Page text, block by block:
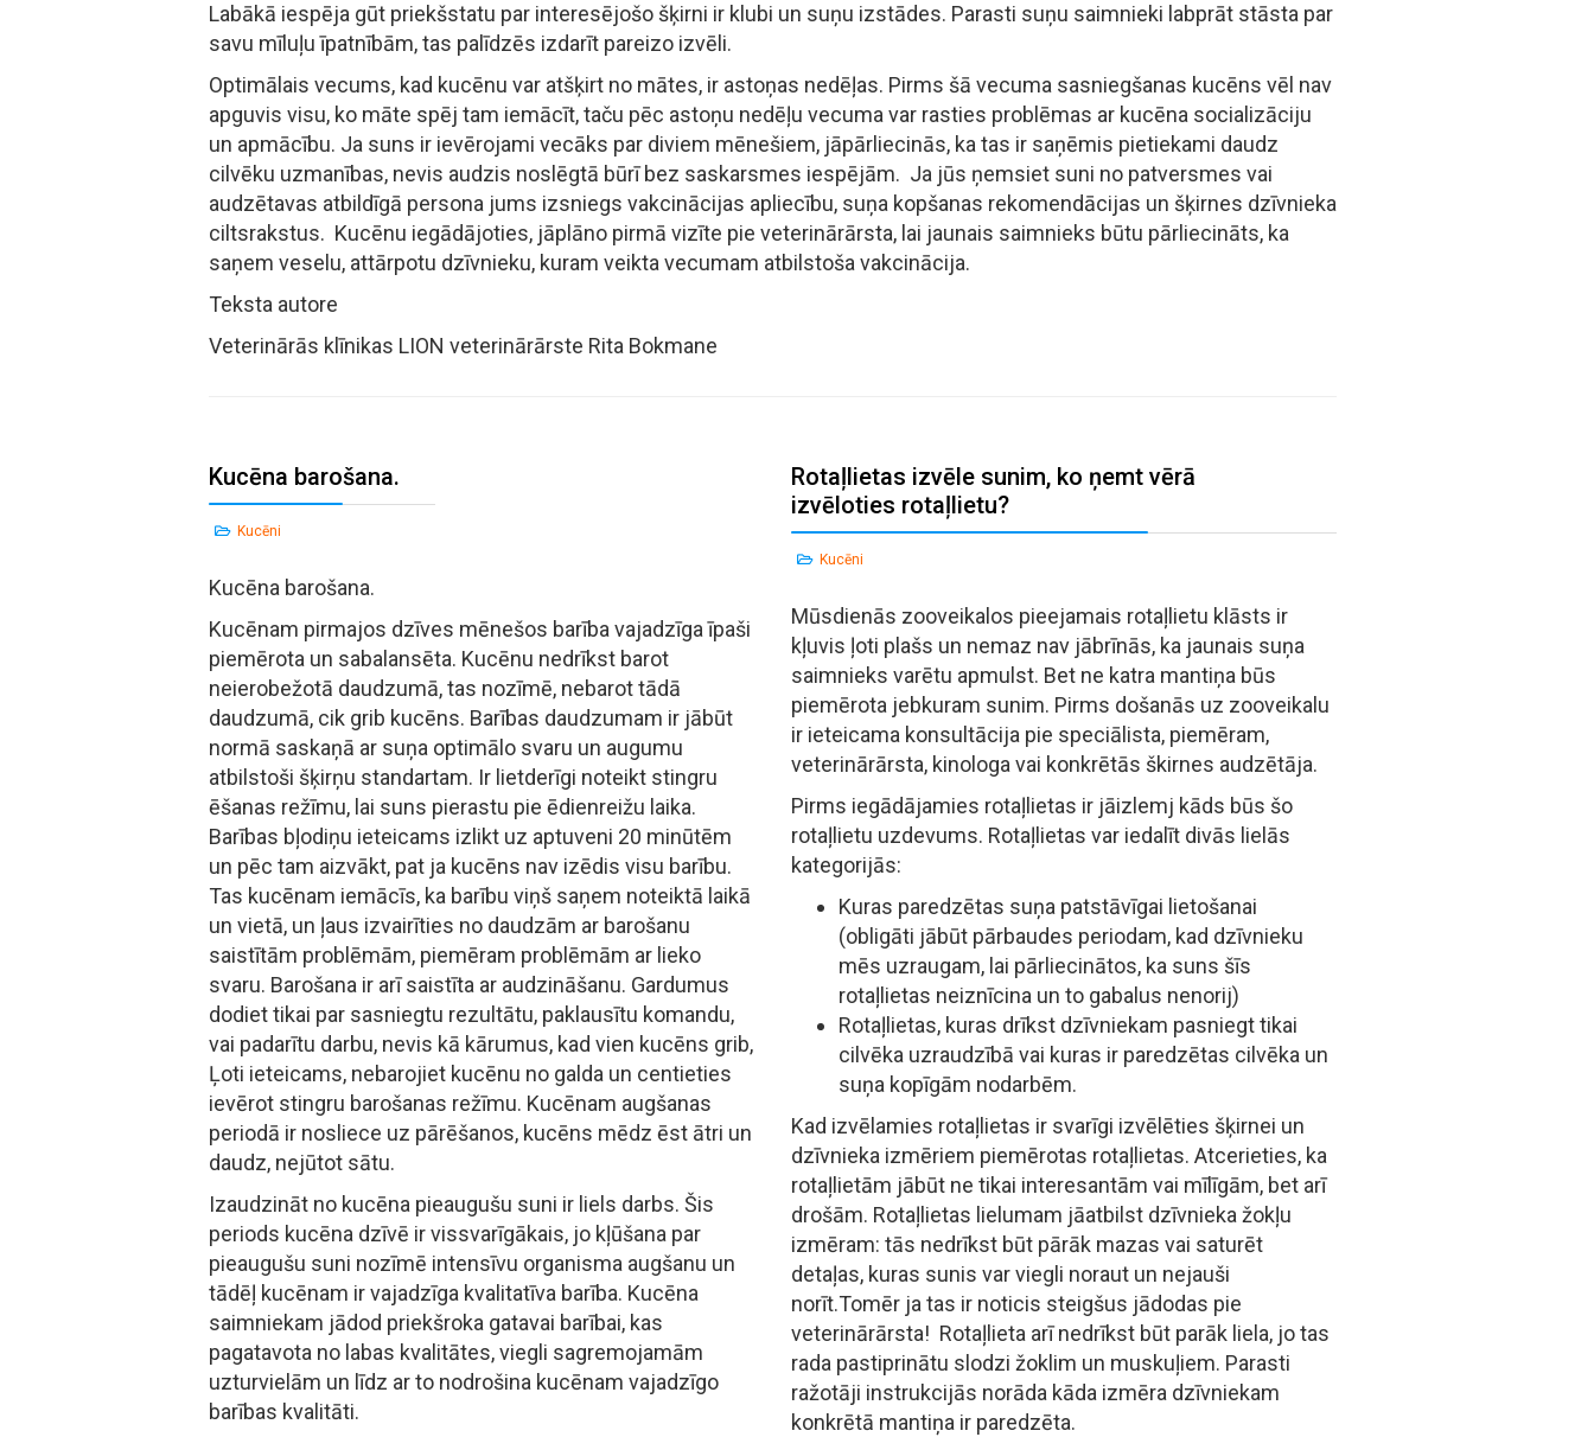
Labākā iespēja gūt priekšstatu par interesējošo šķirni ir klubi un suņu izstādes. Parasti suņu saimnieki labprāt stāsta par
savu mīluļu īpatnībām, tas palīdzēs izdarīt pareizo izvēli.
Optimālais vecums, kad kucēnu var atšķirt no mātes, ir astoņas nedēļas. Pirms šā vecuma sasniegšanas kucēns vēl nav
apguvis visu, ko māte spēj tam iemācīt, taču pēc astoņu nedēļu vecuma var rasties problēmas ar kucēna socializāciju
un apmācību. Ja suns ir ievērojami vecāks par diviem mēnešiem, jāpārliecinās, ka tas ir saņēmis pietiekami daudz
cilvēku uzmanības, nevis audzis noslēgtā būrī bez saskarsmes iespējām. Ja jūs ņemsiet suni no patversmes vai
audzētavas atbildīgā persona jums izsniegs vakcinācijas apliecību, suņa kopšanas rekomendācijas un šķirnes dzīvnieka
ciltsrakstus. Kucēnu iegādājoties, jāplāno pirmā vizīte pie veterinārārsta, lai jaunais saimnieks būtu pārliecināts, ka
saņem veselu, attārpotu dzīvnieku, kuram veikta vecumam atbilstoša vakcinācija.
Teksta autore
Veterinārās klīnikas LION veterinārārste Rita Bokmane
Kucēna barošana.
Kucēni
Kucēna barošana.
Kucēnam pirmajos dzīves mēnešos barība vajadzīga īpaši
piemērota un sabalansēta. Kucēnu nedrīkst barot
neierobežotā daudzumā, tas nozīmē, nebarot tādā
daudzumā, cik grib kucēns. Barības daudzumam ir jābūt
normā saskaņā ar suņa optimālo svaru un augumu
atbilstoši šķirņu standartam. Ir lietderīgi noteikt stingru
ēšanas režīmu, lai suns pierastu pie ēdienreižu laika.
Barības bļodiņu ieteicams izlikt uz aptuveni 20 minūtēm
un pēc tam aizvākt, pat ja kucēns nav izēdis visu barību.
Tas kucēnam iemācīs, ka barību viņš saņem noteiktā laikā
un vietā, un ļaus izvairīties no daudzām ar barošanu
saistītām problēmām, piemēram problēmām ar lieko
svaru. Barošana ir arī saistīta ar audzināšanu. Gardumus
dodiet tikai par sasniegtu rezultātu, paklausītu komandu,
vai padarītu darbu, nevis kā kārumus, kad vien kucēns grib,
Ļoti ieteicams, nebarojiet kucēnu no galda un centieties
ievērot stingru barošanas režīmu. Kucēnam augšanas
periodā ir nosliece uz pārēšanos, kucēns mēdz ēst ātri un
daudz, nejūtot sātu.
Izaudzināt no kucēna pieaugušu suni ir liels darbs. Šis
periods kucēna dzīvē ir vissvarīgākais, jo kļūšana par
pieaugušu suni nozīmē intensīvu organisma augšanu un
tādēļ kucēnam ir vajadzīga kvalitatīva barība. Kucēna
saimniekam jādod priekšroka gatavai barībai, kas
pagatavota no labas kvalitātes, viegli sagremojamām
uzturvielām un līdz ar to nodrošina kucēnam vajadzīgo
barības kvalitāti.
Rotaļlietas izvēle sunim, ko ņemt vērā
izvēloties rotaļlietu?
Kucēni
Mūsdienās zooveikalos pieejamais rotaļlietu klāsts ir
kļuvis ļoti plašs un nemaz nav jābrīnās, ka jaunais suņa
saimnieks varētu apmulst. Bet ne katra mantiņa būs
piemērota jebkuram sunim. Pirms došanās uz zooveikalu
ir ieteicama konsultācija pie speciālista, piemēram,
veterinārārsta, kinologa vai konkrētās škirnes audzētāja.
Pirms iegādājamies rotaļlietas ir jāizlemj kāds būs šo
rotaļlietu uzdevums. Rotaļlietas var iedalīt divās lielās
kategorijās:
Kuras paredzētas suņa patstāvīgai lietošanai
(obligāti jābūt pārbaudes periodam, kad dzīvnieku
mēs uzraugam, lai pārliecinātos, ka suns šīs
rotaļlietas neiznīcina un to gabalus nenorij)
Rotaļlietas, kuras drīkst dzīvniekam pasniegt tikai
cilvēka uzraudzībā vai kuras ir paredzētas cilvēka un
suņa kopīgām nodarbēm.
Kad izvēlamies rotaļlietas ir svarīgi izvēlēties šķirnei un
dzīvnieka izmēriem piemērotas rotaļlietas. Atcerieties, ka
rotaļlietām jābūt ne tikai interesantām vai mīlīgām, bet arī
drošām. Rotaļlietas lielumam jāatbilst dzīvnieka žokļu
izmēram: tās nedrīkst būt pārāk mazas vai saturēt
detaļas, kuras sunis var viegli noraut un nejauši
norīt.Tomēr ja tas ir noticis steigšus jādodas pie
veterinārārsta! Rotaļlieta arī nedrīkst būt parāk liela, jo tas
rada pastiprinātu slodzi žoklim un muskuļiem. Parasti
ražotāji instrukcijās norāda kāda izmēra dzīvniekam
konkrētā mantiņa ir paredzēta.